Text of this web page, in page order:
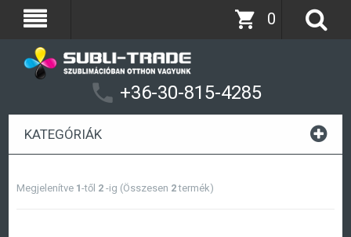
+36-30-815-4285
0
KATEGÓRIÁK
Megjelenítve 1-től 2-ig (Összesen 2termék)